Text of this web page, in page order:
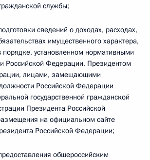
службы;
сведений о доходах, расходах,
имущественного характера,
порядке, установленном нормативными
Российской Федерации, Президентом
лицами, замещающими
Российской Федерации
государственной гражданской
Президента Российской
на официальном сайте
Российской Федерации;
общероссийским